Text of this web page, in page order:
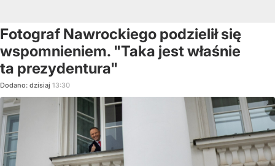
Fotograf Nawrockiego podzielił się
wspomnieniem. "Taka jest właśnie
ta prezydentura"
Dodano: dzisiaj 13:30